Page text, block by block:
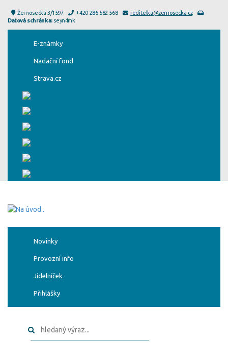
Žernosecká 3/1597 +420 286 582 568
reditelka@zernosecka.cz
Datová schránka:seyn4mk
E-známky
Nadační fond
Strava.cz
Novinky
Provozní info
Jídelníček
Přihlášky